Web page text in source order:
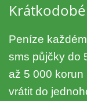
Peníze
sms půjčky do
až 5 000
vrátit do